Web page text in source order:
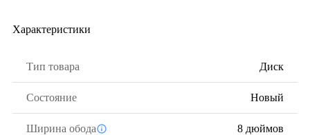
Характеристики
Тип товара Диск
Состояние Новый
Ширина обода 8 дюймов